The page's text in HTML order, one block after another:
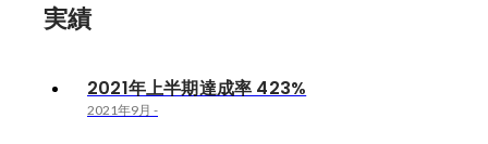
実績
2021年上半期達成率 423%
2021年9月 -